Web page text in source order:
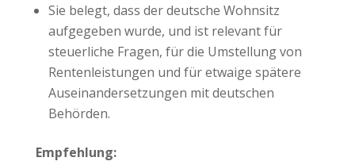
Sie belegt, dass der deutsche Wohnsitz
aufgegeben wurde, und ist relevant für
steuerliche Fragen, für die Umstellung von
Rentenleistungen und für etwaige spätere
Auseinandersetzungen mit deutschen
Behörden.
Empfehlung: